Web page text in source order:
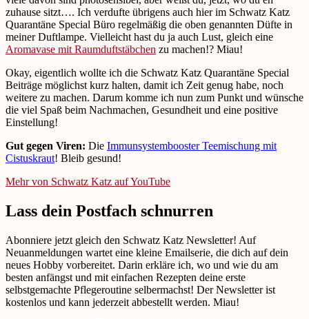
zuhause sitzt…. Ich verdufte übrigens auch hier im Schwatz Katz
Quarantäne Special Büro regelmäßig die oben genannten Düfte in
meiner Duftlampe. Vielleicht hast du ja auch Lust, gleich eine
Aromavase mit Raumduftstäbchen zu machen!? Miau!
Okay, eigentlich wollte ich die Schwatz Katz Quarantäne Special
Beiträge möglichst kurz halten, damit ich Zeit genug habe, noch
weitere zu machen. Darum komme ich nun zum Punkt und wünsche
die viel Spaß beim Nachmachen, Gesundheit und eine positive
Einstellung!
Gut gegen Viren: Die Immunsystembooster Teemischung mit
Cistuskraut! Bleib gesund!
Mehr von Schwatz Katz auf YouTube
Lass dein Postfach schnurren
Abonniere jetzt gleich den Schwatz Katz Newsletter! Auf
Neuanmeldungen wartet eine kleine Emailserie, die dich auf dein
neues Hobby vorbereitet. Darin erkläre ich, wo und wie du am
besten anfängst und mit einfachen Rezepten deine erste
selbstgemachte Pflegeroutine selbermachst! Der Newsletter ist
kostenlos und kann jederzeit abbestellt werden. Miau!